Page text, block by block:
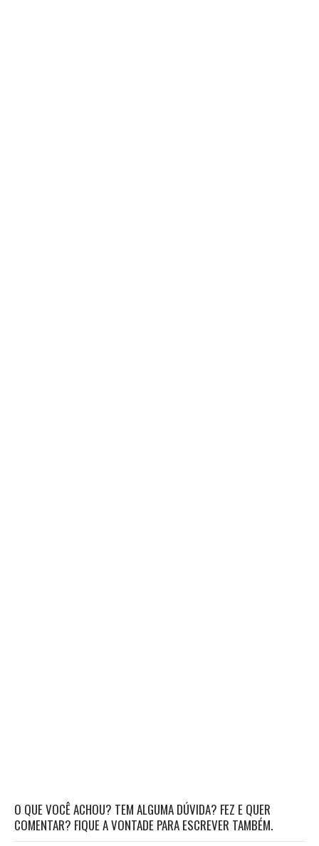
O QUE VOCÊ ACHOU? TEM ALGUMA DÚVIDA? FEZ E QUER
COMENTAR? FIQUE A VONTADE PARA ESCREVER TAMBÉM.